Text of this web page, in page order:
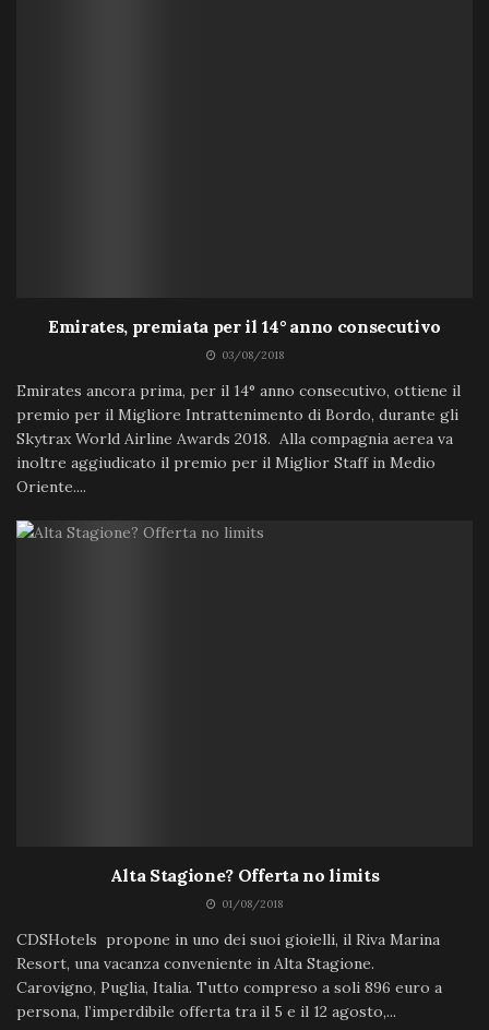
Emirates, premiata per il 14° anno consecutivo
03/08/2018
Emirates ancora prima, per il 14° anno consecutivo, ottiene il
premio per il Migliore Intrattenimento di Bordo, durante gli
Skytrax World Airline Awards 2018. Alla compagnia aerea va
inoltre aggiudicato il premio per il Miglior Staff in Medio
Oriente....
Alta Stagione? Offerta no limits
01/08/2018
CDSHotels propone in uno dei suoi gioielli, il Riva Marina
Resort, una vacanza conveniente in Alta Stagione.
Carovigno, Puglia, Italia. Tutto compreso a soli 896 euro a
persona, l’imperdibile offerta tra il 5 e il 12 agosto,...